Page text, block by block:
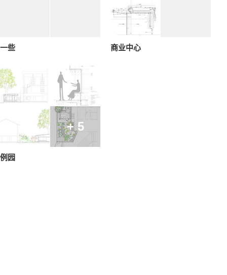
一些 商业中心
+ 5
例园